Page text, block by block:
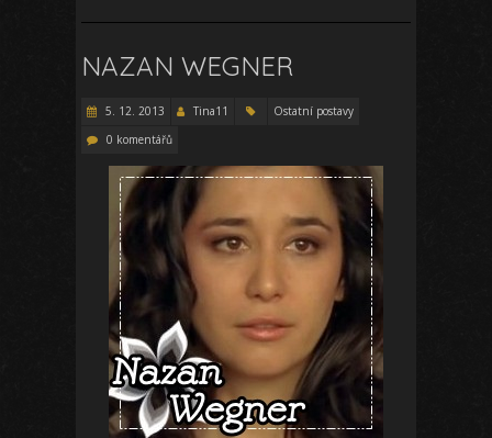
NAZAN WEGNER
5. 12. 2013 Tina11
Ostatní postavy
0 komentářů